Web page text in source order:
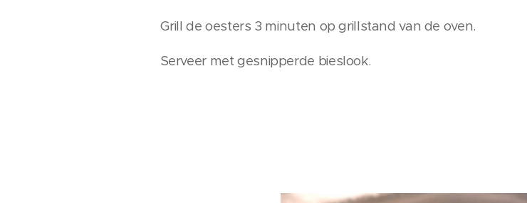
Grill de oesters 3 minuten op grillstand van de oven.
Serveer met gesnipperde bieslook.